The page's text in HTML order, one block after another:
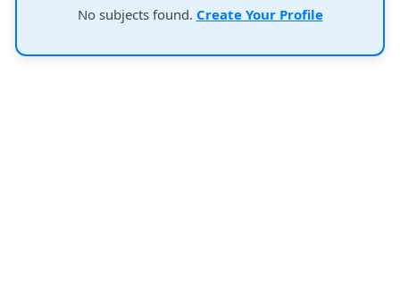
No subjects found. Create Your Profile